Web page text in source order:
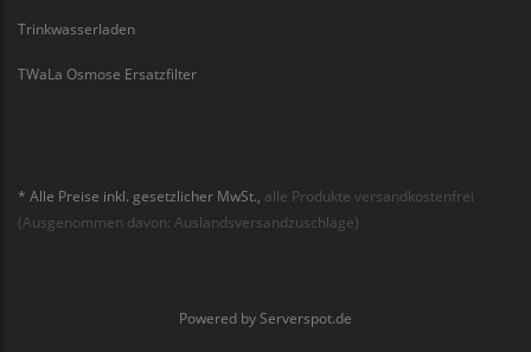
Trinkwasserladen
TWaLa Osmose Ersatzfilter
* Alle Preise inkl. gesetzlicher MwSt., alle Produkte versandkostenfrei
(Ausgenommen davon: Auslandsversandzuschläge)
Powered by Serverspot.de